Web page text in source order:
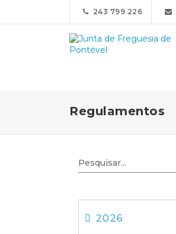
243 799 226
Regulamentos
2026